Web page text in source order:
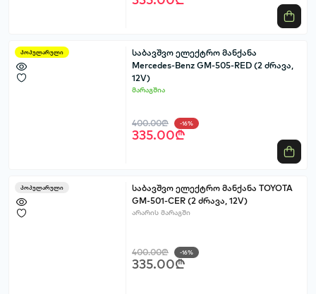
პოპულარული
საბავშვო ელექტრო მანქანა
Mercedes-Benz GM-505-RED (2 ძრავა,
12V)
მარაგშია
400.00₾ -16%
335.00₾
პოპულარული
საბავშვო ელექტრო მანქანა TOYOTA
GM-501-CER (2 ძრავა, 12V)
არარის მარაგში
400.00₾ -16%
335.00₾